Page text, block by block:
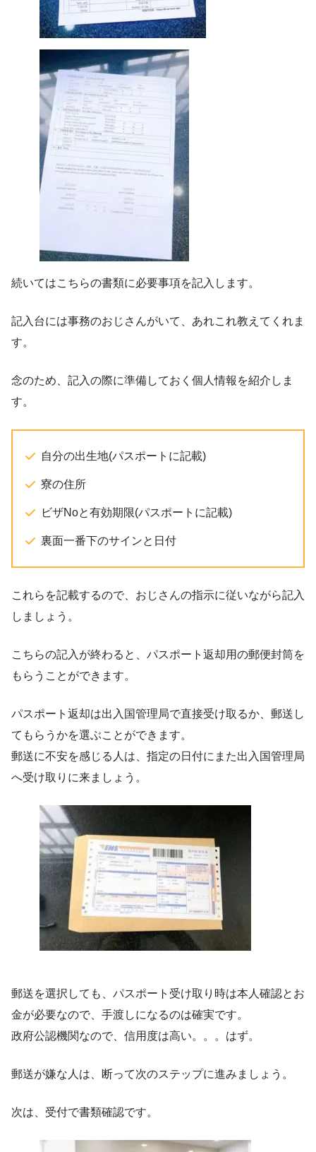
続いてはこちらの書類に必要事項を記入します。
記入台には事務のおじさんがいて、あれこれ教えてくれま
す。
念のため、記入の際に準備しておく個人情報を紹介しま
す。
自分の出生地(パスポートに記載)
寮の住所
ビザNoと有効期限(パスポートに記載)
裏面一番下のサインと日付
これらを記載するので、おじさんの指示に従いながら記入
しましょう。
こちらの記入が終わると、パスポート返却用の郵便封筒を
もらうことができます。
パスポート返却は出入国管理局で直接受け取るか、郵送し
てもらうかを選ぶことができます。
郵送に不安を感じる人は、指定の日付にまた出入国管理局
へ受け取りに来ましょう。
郵送を選択しても、パスポート受け取り時は本人確認とお
金が必要なので、手渡しになるのは確実です。
政府公認機関なので、信用度は高い。。。はず。
郵送が嫌な人は、断って次のステップに進みましょう。
次は、受付で書類確認です。